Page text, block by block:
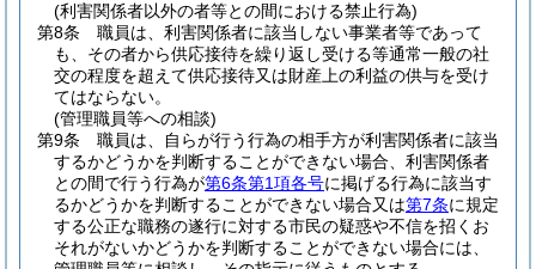
(利害関係者以外の者等との間における禁止行為)
第8条
職員は、利害関係者に該当しない事業者等であって
も、その者から供応接待を繰り返し受ける等通常一般の社
交の程度を超えて供応接待又は財産上の利益の供与を受け
てはならない。
(管理職員等への相談)
第9条
職員は、自らが行う行為の相手方が利害関係者に該当
するかどうかを判断することができない場合、利害関係者
との間で行う行為が第6条第1項各号に掲げる行為に該当す
るかどうかを判断することができない場合又は第7条に規定
する公正な職務の遂行に対する市民の疑惑や不信を招くお
それがないかどうかを判断することができない場合には、